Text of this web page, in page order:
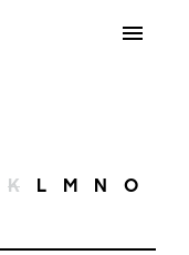
K L M N O